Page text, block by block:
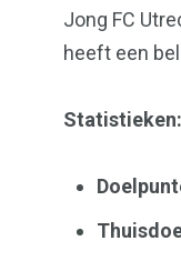
Jong FC
heeft een
Statistieken: